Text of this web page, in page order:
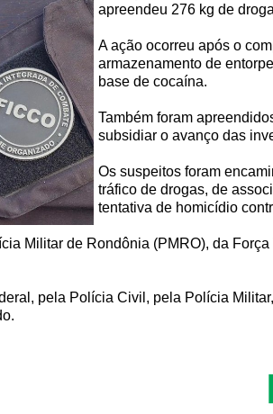
apreendeu 276 kg de
A ação ocorreu após o
armazenamento de
base de cocaína.
Também foram
subsidiar o avanço das
Os suspeitos foram
tráfico de drogas, de
tentativa de homicídio
Militar de Rondônia (PMRO), da
pela Polícia Civil, pela Polícia